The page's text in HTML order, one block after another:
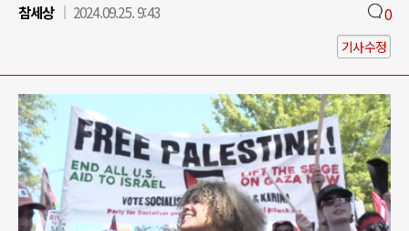
참세상
2024.09.25. 9:43 0
기사수정